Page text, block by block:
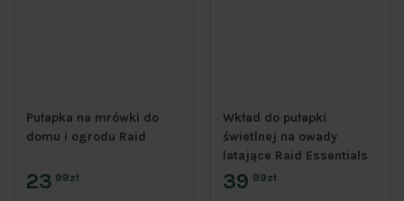
Pułapka na mrówki do
domu i ogrodu Raid
23 99zł
Wkład do pułapki
świetlnej na owady
latające Raid Essentials
39 99zł